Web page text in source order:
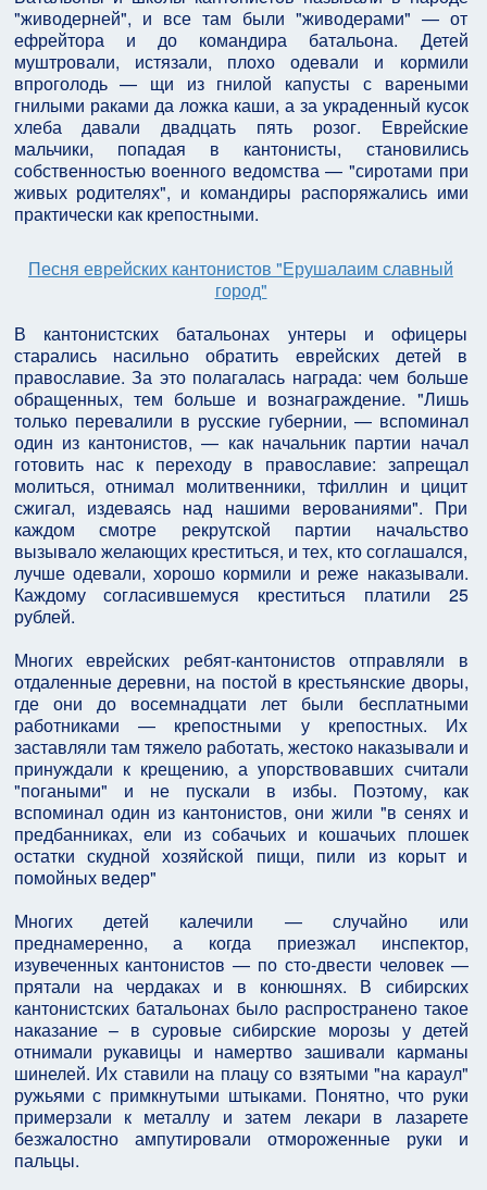
"живодерней", и все там были "живодерами" — от
ефрейтора и до командира батальона. Детей
муштровали, истязали, плохо одевали и кормили
впроголодь — щи из гнилой капусты с вареными
гнилыми раками да ложка каши, а за украденный кусок
хлеба давали двадцать пять розог. Еврейские
мальчики, попадая в кантонисты, становились
собственностью военного ведомства — "сиротами при
живых родителях", и командиры распоряжались ими
практически как крепостными.
Песня еврейских кантонистов "Ерушалаим славный
город"
В кантонистских батальонах унтеры и офицеры
старались насильно обратить еврейских детей в
православие. За это полагалась награда: чем больше
обращенных, тем больше и вознаграждение. "Лишь
только перевалили в русские губернии, — вспоминал
один из кантонистов, — как начальник партии начал
готовить нас к переходу в православие: запрещал
молиться, отнимал молитвенники, тфиллин и цицит
сжигал, издеваясь над нашими верованиями". При
каждом смотре рекрутской партии начальство
вызывало желающих креститься, и тех, кто соглашался,
лучше одевали, хорошо кормили и реже наказывали.
Каждому согласившемуся креститься платили 25
рублей.
Многих еврейских ребят-кантонистов отправляли в
отдаленные деревни, на постой в крестьянские дворы,
где они до восемнадцати лет были бесплатными
работниками — крепостными у крепостных. Их
заставляли там тяжело работать, жестоко наказывали и
принуждали к крещению, а упорствовавших считали
"погаными" и не пускали в избы. Поэтому, как
вспоминал один из кантонистов, они жили "в сенях и
предбанниках, ели из собачьих и кошачьих плошек
остатки скудной хозяйской пищи, пили из корыт и
помойных ведер"
Многих детей калечили — случайно или
преднамеренно, а когда приезжал инспектор,
изувеченных кантонистов — по сто-двести человек —
прятали на чердаках и в конюшнях. В сибирских
кантонистских батальонах было распространено такое
наказание – в суровые сибирские морозы у детей
отнимали рукавицы и намертво зашивали карманы
шинелей. Их ставили на плацу со взятыми "на караул"
ружьями с примкнутыми штыками. Понятно, что руки
примерзали к металлу и затем лекари в лазарете
безжалостно ампутировали отмороженные руки и
пальцы.